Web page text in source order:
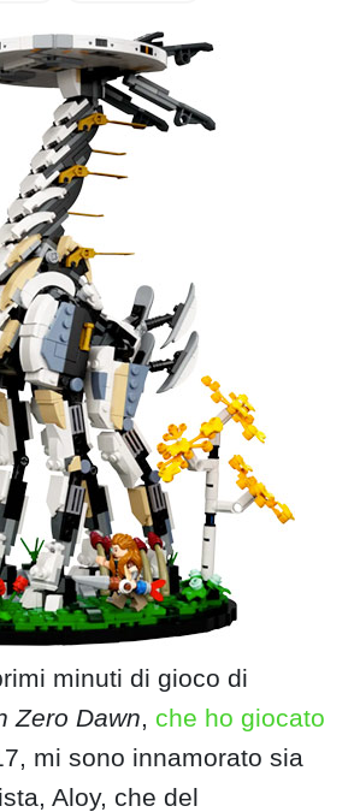
minuti di gioco di
Zero Dawn, che ho giocato
mi sono innamorato sia
Aloy, che del